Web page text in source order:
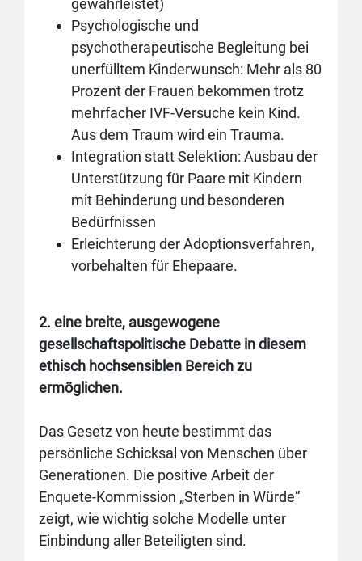
gewährleistet)
Psychologische und
psychotherapeutische Begleitung bei
unerfülltem Kinderwunsch: Mehr als 80
Prozent der Frauen bekommen trotz
mehrfacher IVF-Versuche kein Kind.
Aus dem Traum wird ein Trauma.
Integration statt Selektion: Ausbau der
Unterstützung für Paare mit Kindern
mit Behinderung und besonderen
Bedürfnissen
Erleichterung der Adoptionsverfahren,
vorbehalten für Ehepaare.
2. eine breite, ausgewogene
gesellschaftspolitische Debatte in diesem
ethisch hochsensiblen Bereich zu
ermöglichen.
Das Gesetz von heute bestimmt das
persönliche Schicksal von Menschen über
Generationen. Die positive Arbeit der
Enquete-Kommission „Sterben in Würde“
zeigt, wie wichtig solche Modelle unter
Einbindung aller Beteiligten sind.